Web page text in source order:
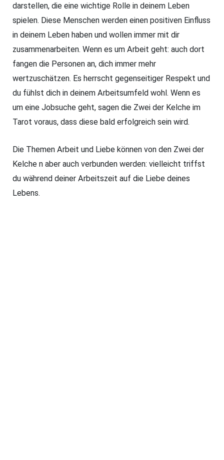
darstellen, die eine wichtige Rolle in deinem Leben
spielen. Diese Menschen werden einen positiven Einfluss
in deinem Leben haben und wollen immer mit dir
zusammenarbeiten. Wenn es um Arbeit geht: auch dort
fangen die Personen an, dich immer mehr
wertzuschätzen. Es herrscht gegenseitiger Respekt und
du fühlst dich in deinem Arbeitsumfeld wohl. Wenn es
um eine Jobsuche geht, sagen die Zwei der Kelche im
Tarot voraus, dass diese bald erfolgreich sein wird.
Die Themen Arbeit und Liebe können von den Zwei der
Kelche n aber auch verbunden werden: vielleicht triffst
du während deiner Arbeitszeit auf die Liebe deines
Lebens.